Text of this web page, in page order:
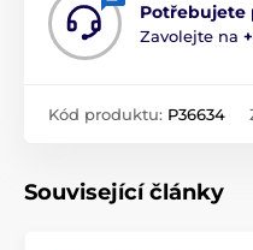
Potřebujete
Zavolejte na
Kód produktu: P36634
Související články